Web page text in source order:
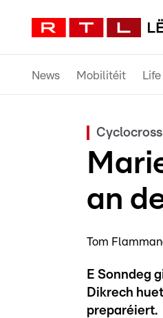
News Mobilitéit Life
an
Tom
E Sonndeg
Dikrech
preparéiert.